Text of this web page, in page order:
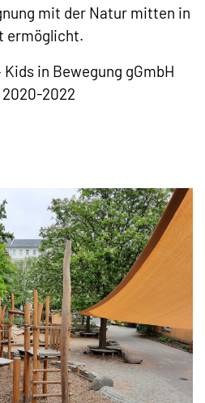
mit der Natur mitten in
ermöglicht.
Kids in Bewegung gGmbH
2020-2022